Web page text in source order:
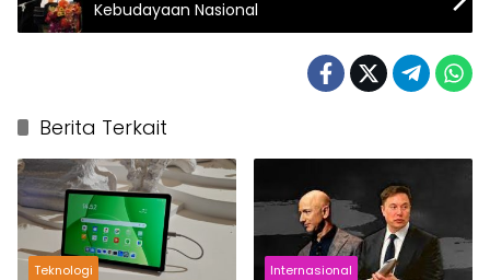
Kebudayaan Nasional
Berita Terkait
Teknologi Internasional